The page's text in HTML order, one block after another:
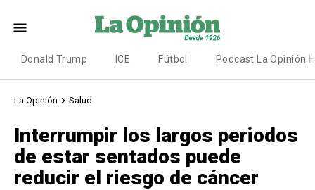
Donald Trump ICE Fútbol Podcast La Opinión
La Opinión Salud
Interrumpir los largos periodos
de estar sentados puede
reducir el riesgo de cáncer